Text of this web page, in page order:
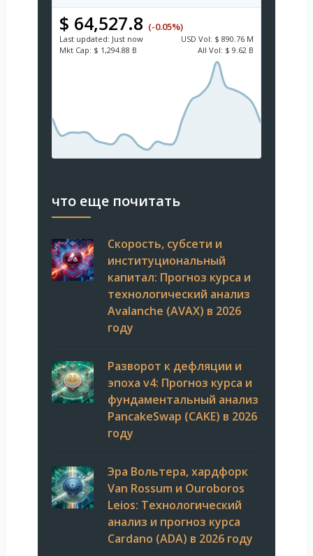
$ 64,527.8 (-0.05%)
Last updated: Just now USD Vol: $ 890.76 M
Mkt Cap: $ 1,294.88 B All Vol: $ 9.62 B
что еще почитать
Скорость, субсети и
институциональный
капитал: Прогноз курса и
технологический анализ
Avalanche (AVAX) в 2026
году
Разворот к дефляции и
эпоха v4: Прогноз курса и
фундаментальный анализ
PancakeSwap (CAKE) в 2026
году
Эра Вольтера, хардфорк
Van Rossum и Ouroboros
Leios: Технологический
анализ и прогноз курса
Cardano (ADA) в 2026 году